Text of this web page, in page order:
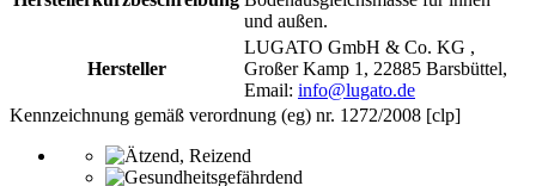
und außen.
Hersteller
LUGATO GmbH & Co. KG ,
Großer Kamp 1, 22885 Barsbüttel,
Email: info@lugato.de
Kennzeichnung gemäß verordnung (eg) nr. 1272/2008 [clp]